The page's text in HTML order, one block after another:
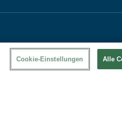
Cookie-Einstellungen Alle